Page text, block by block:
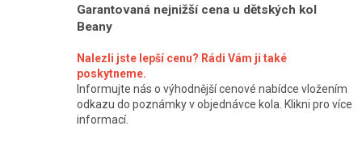
Garantovaná nejnižší cena u dětských kol
Beany
Nalezli jste lepší cenu? Rádi Vám ji také
poskytneme.
Informujte nás o výhodnější cenové nabídce vložením
odkazu do poznámky v objednávce kola. Klikni pro více
informací.